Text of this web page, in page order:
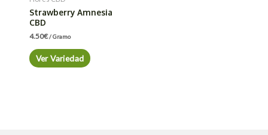
Strawberry Amnesia
CBD
4.50€/ Gramo
Ver Variedad